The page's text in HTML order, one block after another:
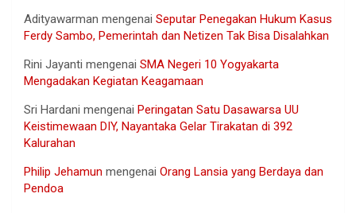
Adityawarman mengenai Seputar Penegakan Hukum Kasus
Ferdy Sambo, Pemerintah dan Netizen Tak Bisa Disalahkan
Rini Jayanti mengenai SMA Negeri 10 Yogyakarta
Mengadakan Kegiatan Keagamaan
Sri Hardani mengenai Peringatan Satu Dasawarsa UU
Keistimewaan DIY, Nayantaka Gelar Tirakatan di 392
Kalurahan
Philip Jehamun mengenai Orang Lansia yang Berdaya dan
Pendoa